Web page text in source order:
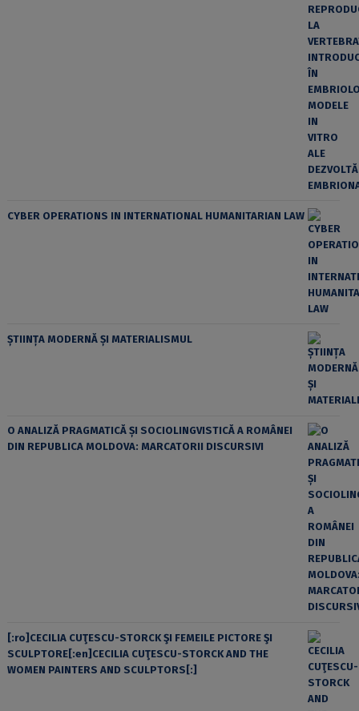
CYBER OPERATIONS IN INTERNATIONAL HUMANITARIAN LAW
ȘTIINȚA MODERNĂ ȘI MATERIALISMUL
O ANALIZĂ PRAGMATICĂ ȘI SOCIOLINGVISTICĂ A ROMÂNEI
DIN REPUBLICA MOLDOVA: MARCATORII DISCURSIVI
[:ro]CECILIA CUŢESCU-STORCK ŞI FEMEILE PICTORE ŞI
SCULPTORE[:en]CECILIA CUŢESCU-STORCK AND THE
WOMEN PAINTERS AND SCULPTORS[:]